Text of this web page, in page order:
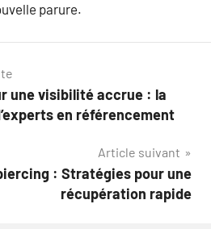
parure.
une visibilité accrue : la
en référencement
Article suivant
: Stratégies pour une
récupération rapide